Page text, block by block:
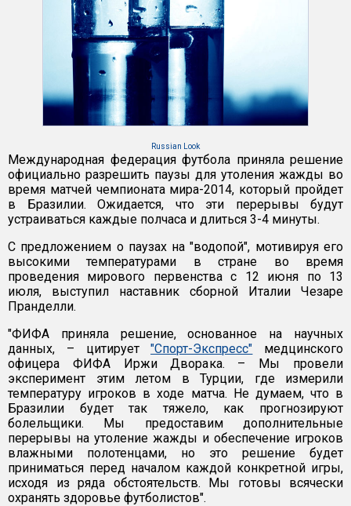
Russian Look
Международная федерация футбола приняла решение
официально разрешить паузы для утоления жажды во
время матчей чемпионата мира-2014, который пройдет
в Бразилии. Ожидается, что эти перерывы будут
устраиваться каждые полчаса и длиться 3-4 минуты.
С предложением о паузах на "водопой", мотивируя его
высокими температурами в стране во время
проведения мирового первенства с 12 июня по 13
июля, выступил наставник сборной Италии Чезаре
Пранделли.
"ФИФА приняла решение, основанное на научных
данных, – цитирует"Спорт-Экспресс" медцинского
офицера ФИФА Иржи Дворака. – Мы провели
эксперимент этим летом в Турции, где измерили
температуру игроков в ходе матча. Не думаем, что в
Бразилии будет так тяжело, как прогнозируют
болельщики. Мы предоставим дополнительные
перерывы на утоление жажды и обеспечение игроков
влажными полотенцами, но это решение будет
приниматься перед началом каждой конкретной игры,
исходя из ряда обстоятельств. Мы готовы всячески
охранять здоровье футболистов".